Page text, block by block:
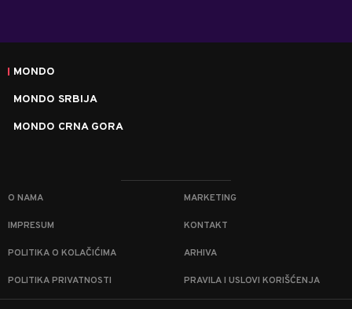
MONDO
MONDO SRBIJA
MONDO CRNA GORA
O NAMA MARKETING
IMPRESUM KONTAKT
POLITIKA O KOLAČIĆIMA ARHIVA
POLITIKA PRIVATNOSTI PRAVILA I USLOVI KORIŠĆENJA